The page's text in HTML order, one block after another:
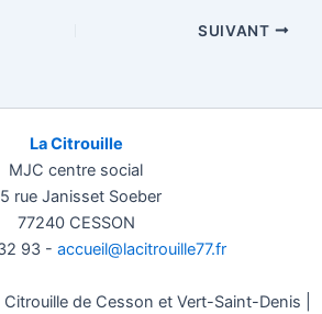
SUIVANT
La Citrouille
MJC centre social
rue Janisset Soeber
77240 CESSON
93 - accueil@lacitrouille77.fr
de Cesson et Vert-Saint-Denis |